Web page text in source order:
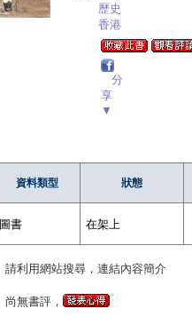
歷史
香港
分
享
▼
資料類型 狀態
圖書 在架上
請利用網站搜尋，連結內容簡介
尚無書評，